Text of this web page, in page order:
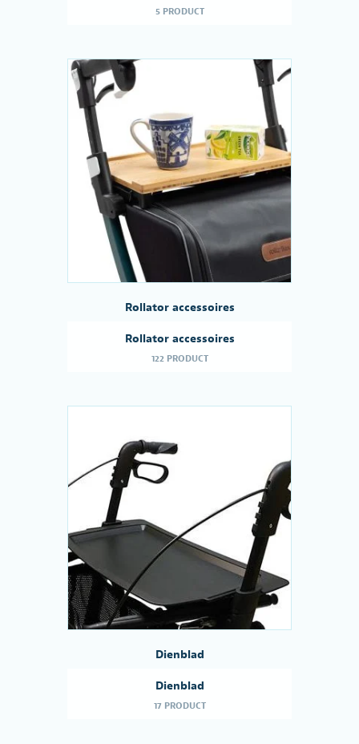
5 PRODUCT
Rollator accessoires
Rollator accessoires
122 PRODUCT
Dienblad
Dienblad
17 PRODUCT